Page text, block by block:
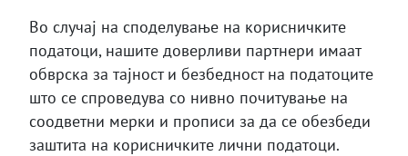
Во случај на споделување на корисничките
податоци, нашите доверливи партнери имаат
обврска за тајност и безбедност на податоците
што се спроведува со нивно почитување на
соодветни мерки и прописи за да се обезбеди
заштита на корисничките лични податоци.